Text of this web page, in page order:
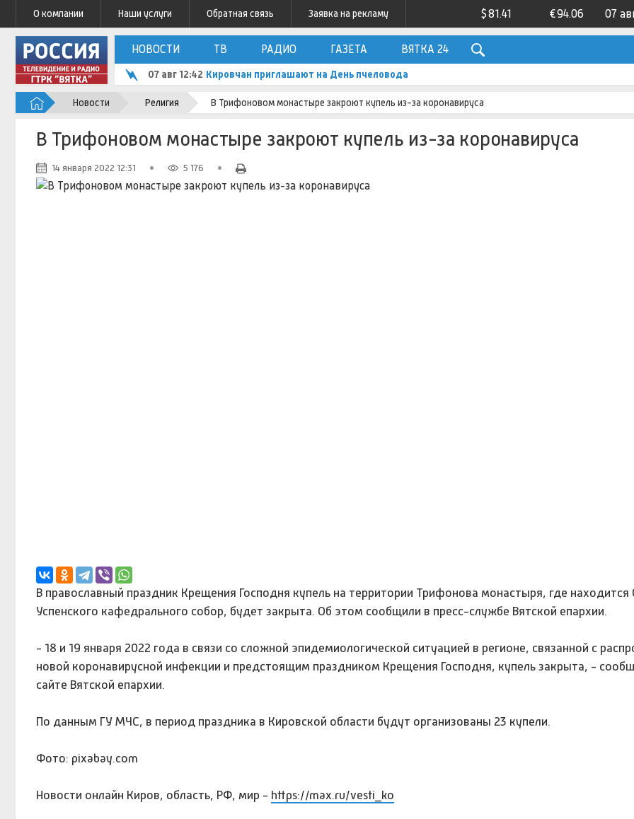
О компании Наши услуги Обратная связь Заявка на рекламу $81.41 €94.06 07
НОВОСТИ ТВ РАДИО ГАЗЕТА ВЯТКА 24
07 авг 12:42 Кировчан приглашают на День пчеловода
Новости Религия В Трифоновом монастыре закроют купель из-за коронавируса
В Трифоновом монастыре закроют купель из-за коронавируса
14 января 2022 12:31 5 176
В православный праздник Крещения Господня купель на территории Трифонова монастыря, где находится
Успенского кафедрального собор, будет закрыта. Об этом сообщили в пресс-службе Вятской епархии.
- 18 и 19 января 2022 года в связи со сложной эпидемиологической ситуацией в регионе, связанной с
новой коронавирусной инфекции и предстоящим праздником Крещения Господня, купель закрыта, -
сайте Вятской епархии.
По данным ГУ МЧС, в период праздника в Кировской области будут организованы 23 купели.
Фото: pixabay.com
Новости онлайн Киров, область, РФ, мир - https://max.ru/vesti_ko